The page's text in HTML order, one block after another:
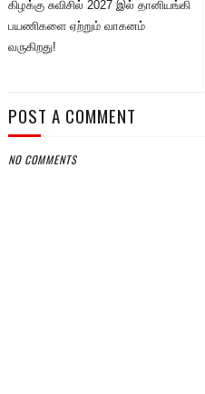
கிழக்கு சுவிசில் 2027 இல் தானியங்கி
பயணிகளை ஏற்றும் வாகனம்
வருகிறது!
POST A COMMENT
NO COMMENTS